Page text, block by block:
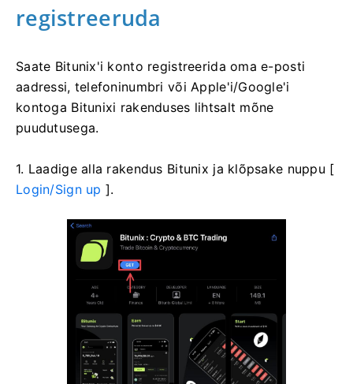
registreeruda
Saate Bitunix'i konto registreerida oma e-posti
aadressi, telefoninumbri või Apple'i/Google'i
kontoga Bitunixi rakenduses lihtsalt mõne
puudutusega.
1. Laadige alla rakendus Bitunix ja klõpsake nuppu [
Login/Sign up ].